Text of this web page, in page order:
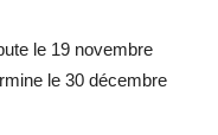
le 19 novembre
le 30 décembre